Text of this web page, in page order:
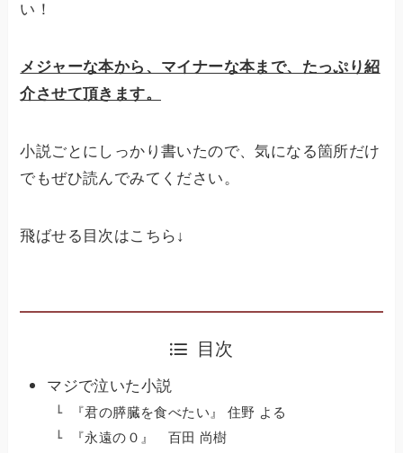
い！
メジャーな本から、マイナーな本まで、たっぷり紹
介させて頂きます。
小説ごとにしっかり書いたので、気になる箇所だけ
でもぜひ読んでみてください。
飛ばせる目次はこちら↓
目次
マジで泣いた小説
『君の膵臓を食べたい』 住野 よる
『永遠の０』 百田 尚樹